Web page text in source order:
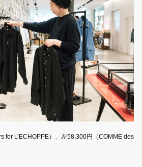
for L’ECHOPPE）、左58,300円（COMME des